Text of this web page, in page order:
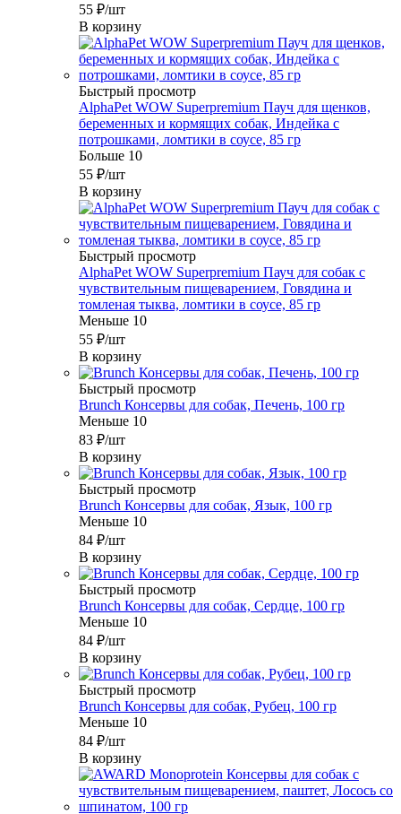
55 ₽/шт
В корзину
Быстрый просмотр
AlphaPet WOW Superpremium Пауч для щенков,
беременных и кормящих собак, Индейка с
потрошками, ломтики в соусе, 85 гр
Больше 10
55 ₽/шт
В корзину
Быстрый просмотр
AlphaPet WOW Superpremium Пауч для собак с
чувствительным пищеварением, Говядина и
томленая тыква, ломтики в соусе, 85 гр
Меньше 10
55 ₽/шт
В корзину
Быстрый просмотр
Brunch Консервы для собак, Печень, 100 гр
Меньше 10
83 ₽/шт
В корзину
Быстрый просмотр
Brunch Консервы для собак, Язык, 100 гр
Меньше 10
84 ₽/шт
В корзину
Быстрый просмотр
Brunch Консервы для собак, Сердце, 100 гр
Меньше 10
84 ₽/шт
В корзину
Быстрый просмотр
Brunch Консервы для собак, Рубец, 100 гр
Меньше 10
84 ₽/шт
В корзину